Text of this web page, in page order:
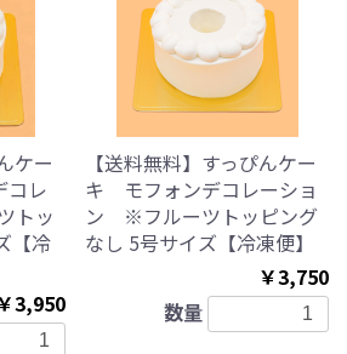
ケー
レ
トッ
【冷
3,950
【送料無料】すっぴんケー
キ モフォンデコレーショ
ン ※フルーツトッピング
なし 5号サイズ【冷凍便】
￥3,750
数量